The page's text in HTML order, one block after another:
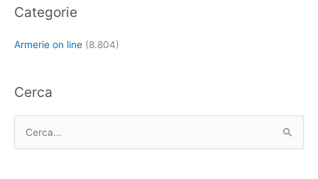
Categorie
Armerie on line (8.804)
Cerca